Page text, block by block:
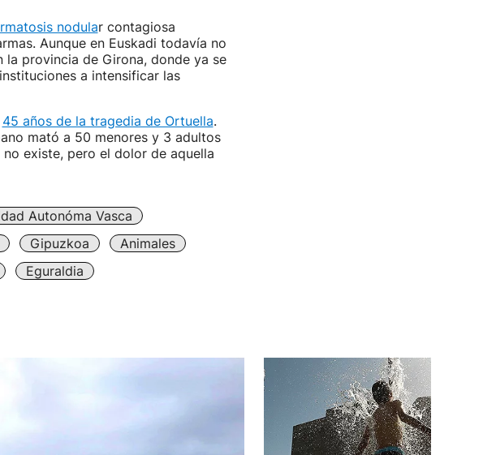
nodular contagiosa
Aunque en Euskadi todavía no
la provincia de Girona, donde ya se
a intensificar las
45 años de la tragedia de Ortuella.
mató a 50 menores y 3 adultos
existe, pero el dolor de aquella
Autonóma Vasca
Gipuzkoa
Animales
Eguraldia